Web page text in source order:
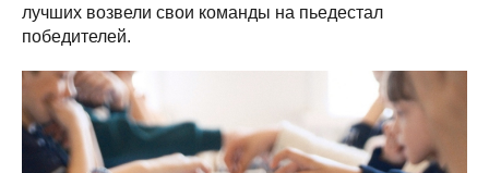
лучших возвели свои команды на пьедестал
победителей.